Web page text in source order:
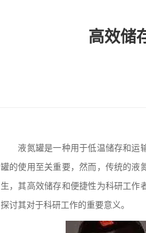
高效储
液氮罐是一种用于低温储存和运输
罐的使用至关重要，然而，传统的液
生，其高效储存和便捷性为科研工作
探讨其对于科研工作的重要意义。